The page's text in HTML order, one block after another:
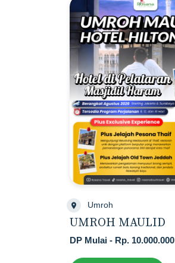
Umroh
UMROH MAULID
DP Mulai - Rp. 10.000.000